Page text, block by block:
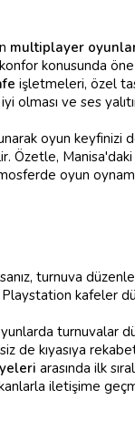
multiplayer
konusunda öne
işletmeleri, özel
ve ses
oyun keyfinizi
Özetle,
oyun
turnuva
kafeler
turnuvalar
de kıyasıya
arasında ilk
iletişime